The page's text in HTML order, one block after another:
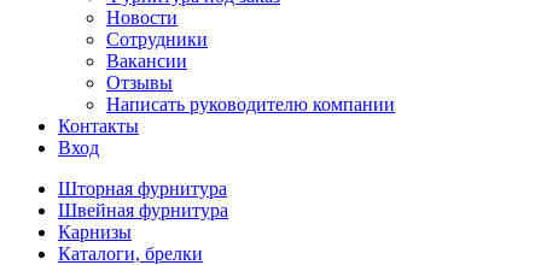
Новости
Сотрудники
Вакансии
Отзывы
Написать руководителю компании
Контакты
Вход
Шторная фурнитура
Швейная фурнитура
Карнизы
Каталоги, брелки